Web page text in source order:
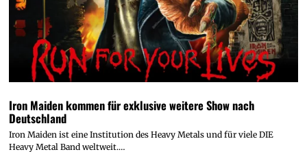
Iron Maiden kommen für exklusive weitere Show nach
Deutschland
Iron Maiden ist eine Institution des Heavy Metals und für viele DIE
Heavy Metal Band weltweit.…